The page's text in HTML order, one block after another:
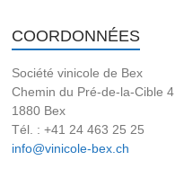
COORDONNÉES
Société vinicole de Bex
Chemin du Pré-de-la-Cible 4
1880 Bex
Tél. : +41 24 463 25 25
info@vinicole-bex.ch